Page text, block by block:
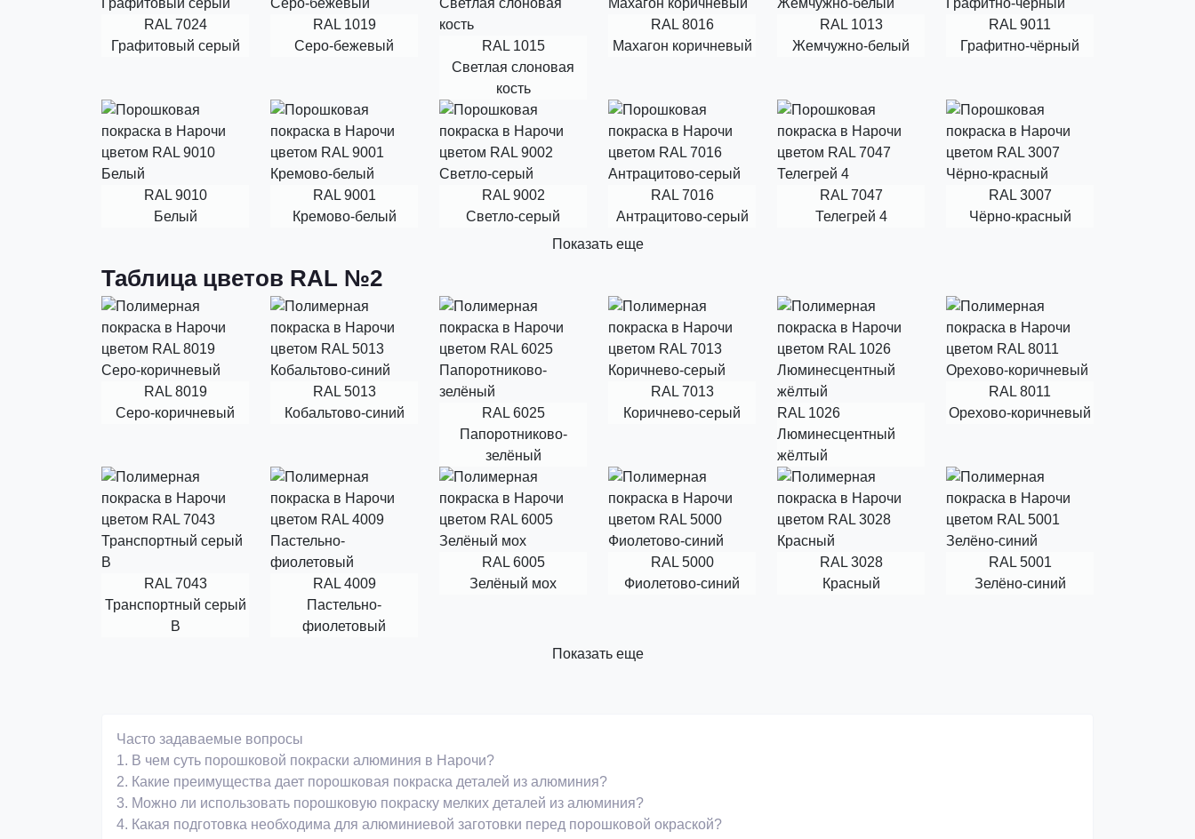
RAL 7024
Графитовый серый
RAL 1019
Серо-бежевый
RAL 1015
Светлая слоновая
кость
RAL 8016
Махагон коричневый
RAL 1013
Жемчужно-белый
RAL 9011
Графитно-чёрный
RAL 9010
Белый
RAL 9001
Кремово-белый
RAL 9002
Светло-серый
RAL 7016
Антрацитово-серый
RAL 7047
Телегрей 4
RAL 3007
Чёрно-красный
Показать еще
Таблица цветов RAL №2
RAL 8019
Серо-коричневый
RAL 5013
Кобальтово-синий
RAL 6025
Папоротниково-
зелёный
RAL 7013
Коричнево-серый
RAL 1026
Люминесцентный
жёлтый
RAL 8011
Орехово-коричневый
RAL 7043
Транспортный серый
B
RAL 4009
Пастельно-
фиолетовый
RAL 6005
Зелёный мох
RAL 5000
Фиолетово-синий
RAL 3028
Красный
RAL 5001
Зелёно-синий
Показать еще
Часто задаваемые вопросы
1. В чем суть порошковой покраски алюминия в Нарочи?
2. Какие преимущества дает порошковая покраска деталей из алюминия?
3. Можно ли использовать порошковую покраску мелких деталей из алюминия?
4. Какая подготовка необходима для алюминиевой заготовки перед порошковой окраской?